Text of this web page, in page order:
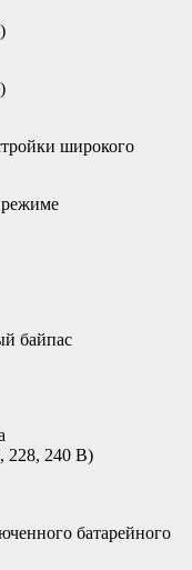
широкого
байпас
228, 240 В)
батарейного